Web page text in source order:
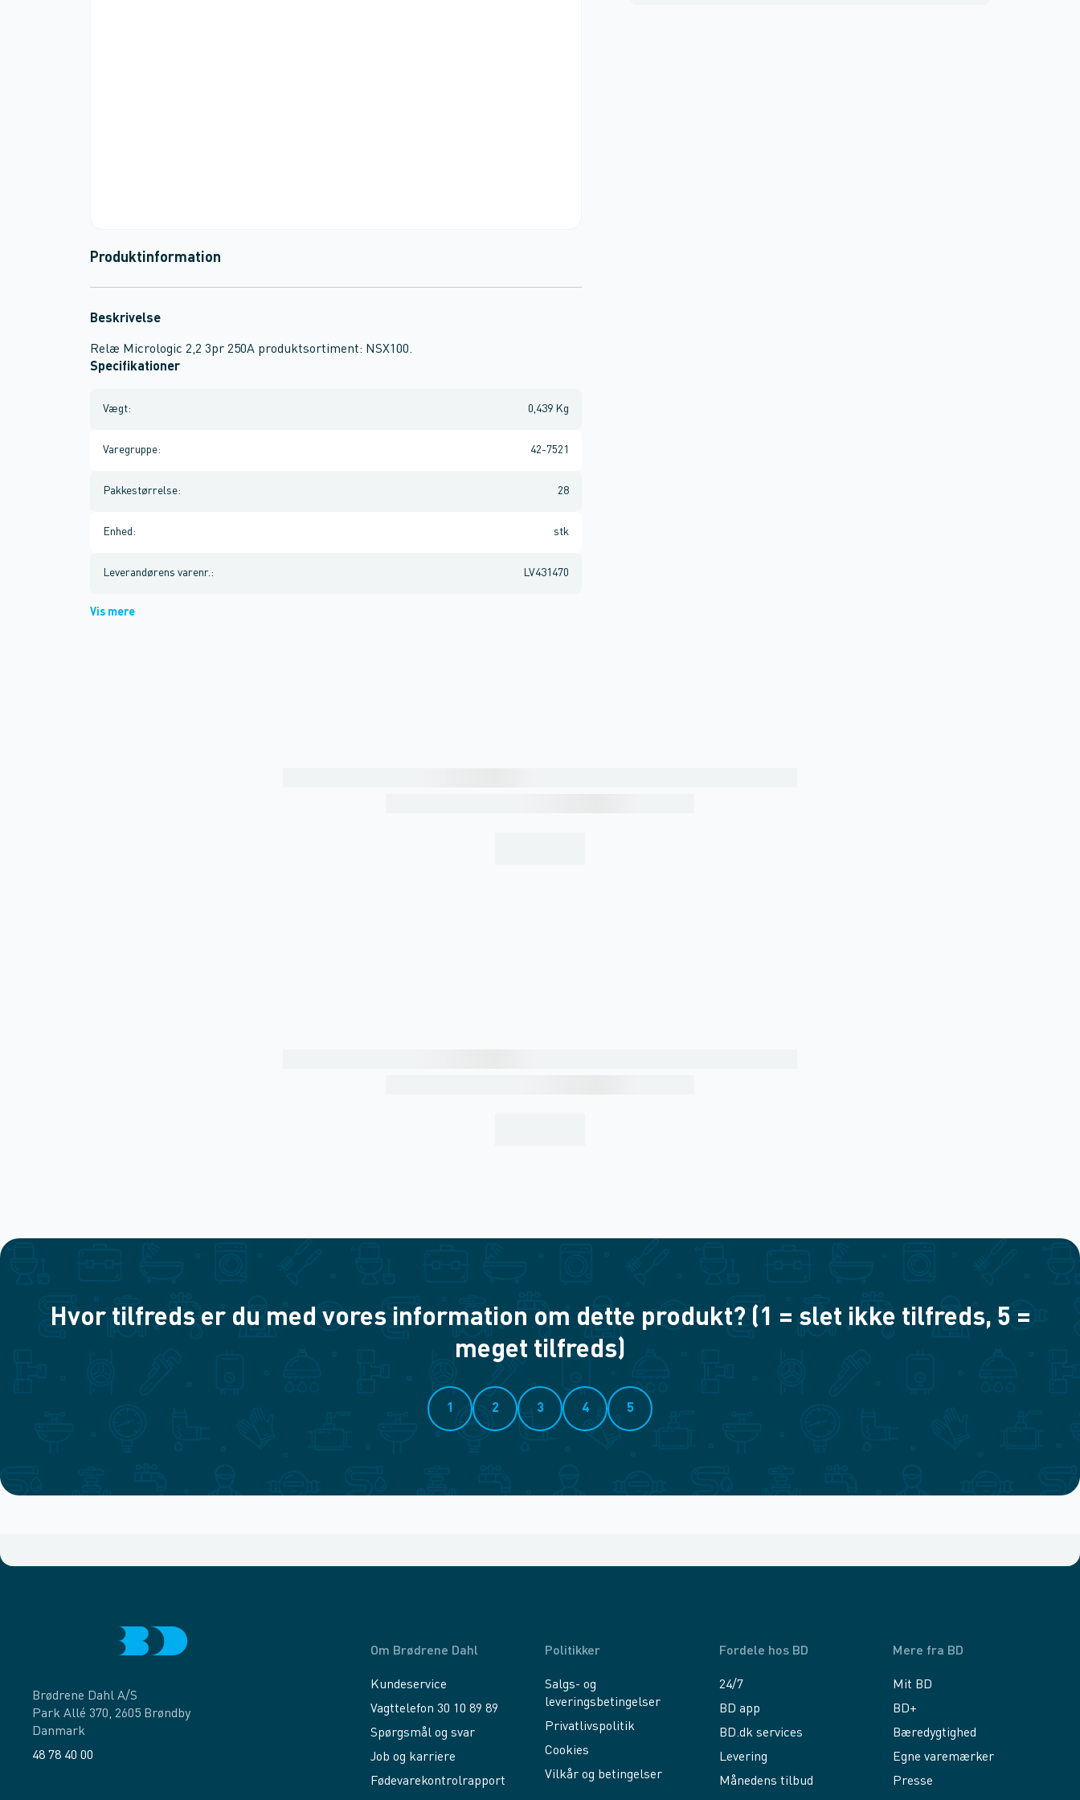
Produktinformation
Beskrivelse
Relæ Micrologic 2,2 3pr 250A produktsortiment: NSX100.
Specifikationer
Vægt: 0,439 Kg
Varegruppe: 42-7521
Pakkestørrelse: 28
Enhed : stk
Leverandørens varenr. : LV431470
Vis mere
Hvor tilfreds er du med vores information om dette produkt? (1 = slet ikke tilfreds, 5 =
meget tilfreds)
1 2 3 4 5
Brødrene Dahl A/S
Park Allé 370, 2605 Brøndby
Danmark
48 78 40 00
Om Brødrene Dahl
Kundeservice
Vagttelefon 30 10 89 89
Spørgsmål og svar
Job og karriere
Fødevarekontrolrapport
Politikker
Salgs- og
leveringsbetingelser
Privatlivspolitik
Cookies
Vilkår og betingelser
Fordele hos BD
24/7
BD app
BD.dk services
Levering
Månedens tilbud
Mere fra BD
Mit BD
BD+
Bæredygtighed
Egne varemærker
Presse